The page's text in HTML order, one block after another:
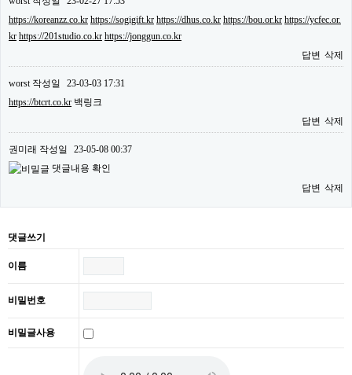
https://koreanzz.co.kr https://sogigift.kr https://dhus.co.kr https://bou.or.kr https://ycfec.or.
kr https://201studio.co.kr https://jonggun.co.kr
답변 삭제
worst작성일
23-03-03 17:31
https://btcrt.co.kr 백링크
답변 삭제
권미래 작성일
23-05-08 00:37
댓글내용 확인
답변 삭제
댓글쓰기
이름
비밀번호
비밀글사용